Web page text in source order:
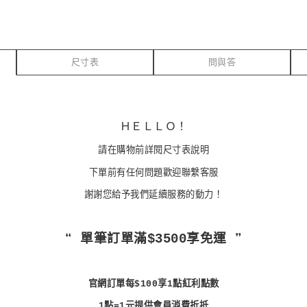
尺寸表 問與答
ＨＥＬＬＯ！
請在購物前詳閱尺寸表說明
下單前有任何問題歡迎聯繫客服
謝謝您給予我們延續服務的動力！
❝ 單筆訂單滿$3500享免運 ❞
官網訂單每$100享1點紅利點數